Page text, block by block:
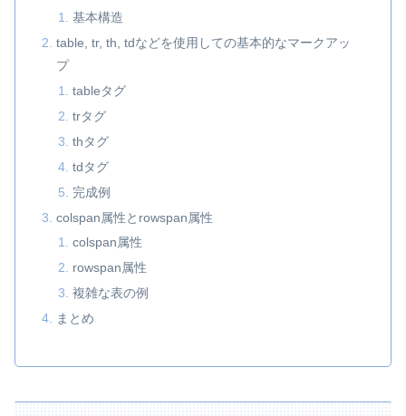
基本構造
table, tr, th, tdなどを使用しての基本的なマークアッ
プ
tableタグ
trタグ
thタグ
tdタグ
完成例
colspan属性とrowspan属性
colspan属性
rowspan属性
複雑な表の例
まとめ